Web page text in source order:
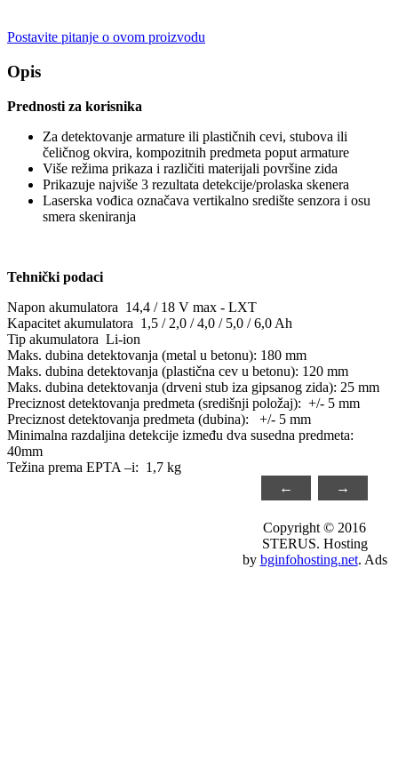
Postavite pitanje o ovom proizvodu
Opis
Prednosti za korisnika
Za detektovanje armature ili plastičnih cevi, stubova ili
čeličnog okvira, kompozitnih predmeta poput armature
Više režima prikaza i različiti materijali površine zida
Prikazuje najviše 3 rezultata detekcije/prolaska skenera
Laserska vođica označava vertikalno središte senzora i osu
smera skeniranja
Tehnički podaci
Napon akumulatora 14,4 / 18 V max - LXT
Kapacitet akumulatora 1,5 / 2,0 / 4,0 / 5,0 / 6,0 Ah
Tip akumulatora Li-ion
Maks. dubina detektovanja (metal u betonu): 180 mm
Maks. dubina detektovanja (plastična cev u betonu): 120 mm
Maks. dubina detektovanja (drveni stub iza gipsanog zida): 25 mm
Preciznost detektovanja predmeta (središnji položaj): +/- 5 mm
Preciznost detektovanja predmeta (dubina): +/- 5 mm
Minimalna razdaljina detekcije između dva susedna predmeta:
40mm
Težina prema EPTA –i: 1,7 kg
←
→
Copyright © 2016
STERUS. Hosting
by bginfohosting.net. Ads